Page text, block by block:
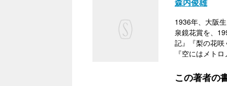
森内俊雄
1936年、大阪
泉鏡花賞を、
記』『梨の花
『空にはメト
この著者の